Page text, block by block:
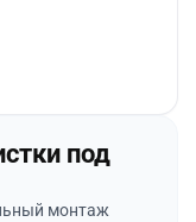
под
монтаж